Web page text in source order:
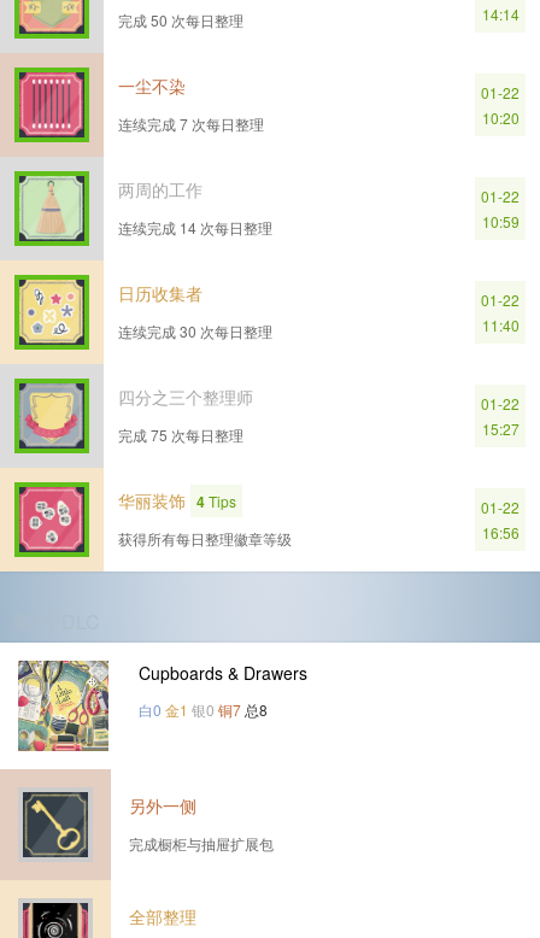
完成 50 次每日整理
14:14
一尘不染
连续完成 7 次每日整理
01-22
10:20
两周的工作
连续完成 14 次每日整理
01-22
10:59
日历收集者
连续完成 30 次每日整理
01-22
11:40
四分之三个整理师
完成 75 次每日整理
01-22
15:27
华丽装饰 4Tips
获得所有每日整理徽章等级
01-22
16:56
Cupboards & Drawers
白0 金1 银0 铜7 总8
另外一侧
完成橱柜与抽屉扩展包
全部整理